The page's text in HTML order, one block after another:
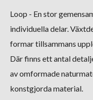
Loop - En stor
individuella delar.
formar tillsammans
Där finns ett antal
av omformade
konstgjorda material.